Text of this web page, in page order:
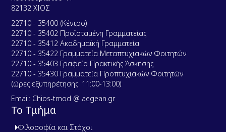
82132 ΧΙΟΣ
22710 - 35400 (Κέντρο)
22710 - 35402 Προϊσταμένη Γραμματείας
22710 - 35412 Ακαδημαϊκή Γραμματεία
22710 - 35422 Γραμματεία Μεταπτυχιακών Φοιτητών
22710 - 35403 Γραφείο Πρακτικής Άσκησης
22710 - 35430 Γραμματεία Προπτυχιακών Φοιτητών
(ώρες εξυπηρέτησης: 11:00-13:00)
Email: Chios-tmod @ aegean.gr
Το Τμήμα
Φιλοσοφία και Στόχοι